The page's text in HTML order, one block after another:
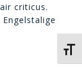
criticus.